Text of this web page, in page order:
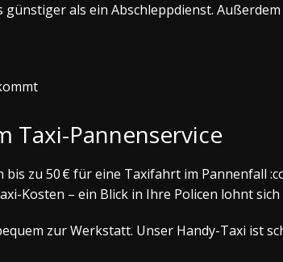
als ein Abschleppdienst. Außerdem
Taxi-Pannenservice
bis zu 50 € für eine Taxifahrt im Pannenfall
Kosten – ein Blick in Ihre Policen lohnt sich
zur Werkstatt. Unser Handy-Taxi ist